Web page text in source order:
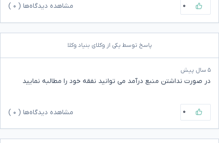
۰ مشاهده دیدگاه‌ها ( ۰
پاسخ توسط یکی از وکلای بنیاد وکلا
۵ سال پیش
در صورت نداشتن منبع درآمد می توانید نفقه خود را مطالبه نمایید
۰ مشاهده دیدگاه‌ها ( ۰